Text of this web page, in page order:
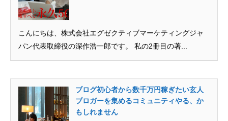
こんにちは、株式会社エグゼクティブマーケティングジャ
パン代表取締役の深作浩一郎です。 私の2冊目の著...
ブログ初心者から数千万円稼ぎたい玄人
ブロガーを集めるコミュニティやる、か
もしれません